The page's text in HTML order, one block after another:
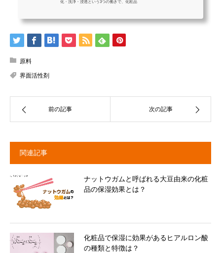
化・洗浄・浸透という3つの働きで、化粧品
原料
界面活性剤
前の記事 次の記事
関連記事
ナットウガムと呼ばれる大豆由来の化粧
品の保湿効果とは？
化粧品で保湿に効果があるヒアルロン酸
の種類と特徴は？